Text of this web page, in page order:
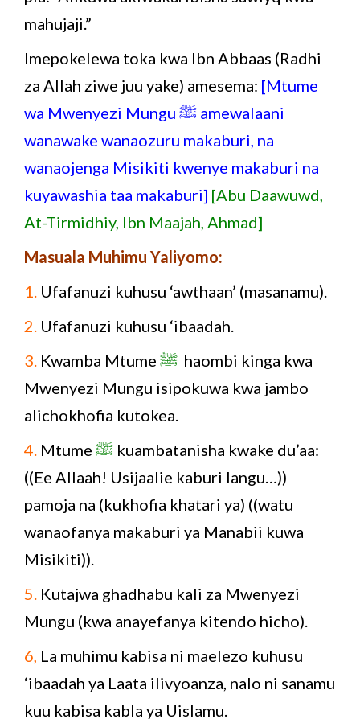
mahujaji.”
Imepokelewa toka kwa Ibn Abbaas (Radhi
za Allah ziwe juu yake) amesema: [Mtume
wa Mwenyezi Mungu ﷺ amewalaani
wanawake wanaozuru makaburi, na
wanaojenga Misikiti kwenye makaburi na
kuyawashia taa makaburi] [Abu Daawuwd,
At-Tirmidhiy, Ibn Maajah, Ahmad]
Masuala Muhimu Yaliyomo:
1. Ufafanuzi kuhusu ‘awthaan’ (masanamu).
2. Ufafanuzi kuhusu ‘ibaadah.
3. Kwamba Mtume ﷺ haombi kinga kwa
Mwenyezi Mungu isipokuwa kwa jambo
alichokhofia kutokea.
4. Mtume ﷺ kuambatanisha kwake du’aa:
((Ee Allaah! Usijaalie kaburi langu…))
pamoja na (kukhofia khatari ya) ((watu
wanaofanya makaburi ya Manabii kuwa
Misikiti)).
5. Kutajwa ghadhabu kali za Mwenyezi
Mungu (kwa anayefanya kitendo hicho).
6, La muhimu kabisa ni maelezo kuhusu
‘ibaadah ya Laata ilivyoanza, nalo ni sanamu
kuu kabisa kabla ya Uislamu.